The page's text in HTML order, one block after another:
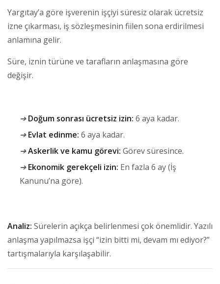
Yargıtay’a göre işverenin işçiyi süresiz olarak ücretsiz
izne çıkarması, iş sözleşmesinin fiilen sona erdirilmesi
anlamına gelir.
Süre, iznin türüne ve tarafların anlaşmasına göre
değişir.
➔Doğum sonrası ücretsiz izin: 6 aya kadar.
➔Evlat edinme: 6 aya kadar.
➔Askerlik ve kamu görevi: Görev süresince.
➔Ekonomik gerekçeli izin: En fazla 6 ay (İş
Kanunu’na göre).
Analiz: Sürelerin açıkça belirlenmesi çok önemlidir. Yazılı
anlaşma yapılmazsa işçi “izin bitti mi, devam mı ediyor?”
tartışmalarıyla karşılaşabilir.